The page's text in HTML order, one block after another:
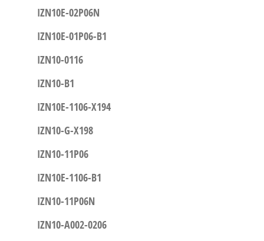
IZN10E-02P06N
IZN10E-01P06-B1
IZN10-0116
IZN10-B1
IZN10E-1106-X194
IZN10-G-X198
IZN10-11P06
IZN10E-1106-B1
IZN10-11P06N
IZN10-A002-0206